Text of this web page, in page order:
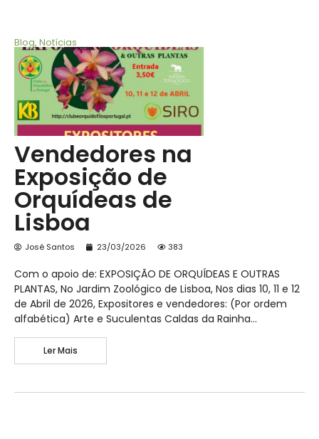
Blog, Notícias
Vendedores na
Exposição de
Orquídeas de
Lisboa
José Santos 23/03/2026 383
Com o apoio de: EXPOSIÇÃO DE ORQUÍDEAS E OUTRAS
PLANTAS, No Jardim Zoológico de Lisboa, Nos dias 10, 11 e 12
de Abril de 2026, Expositores e vendedores: (Por ordem
alfabética) Arte e Suculentas Caldas da Rainha…
Ler Mais